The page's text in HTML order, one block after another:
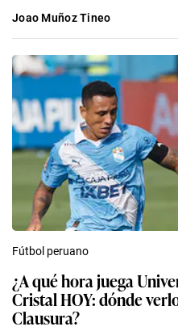
Joao Muñoz Tineo
Fútbol peruano
¿A qué hora juega
Cristal HOY: dónde
Clausura?